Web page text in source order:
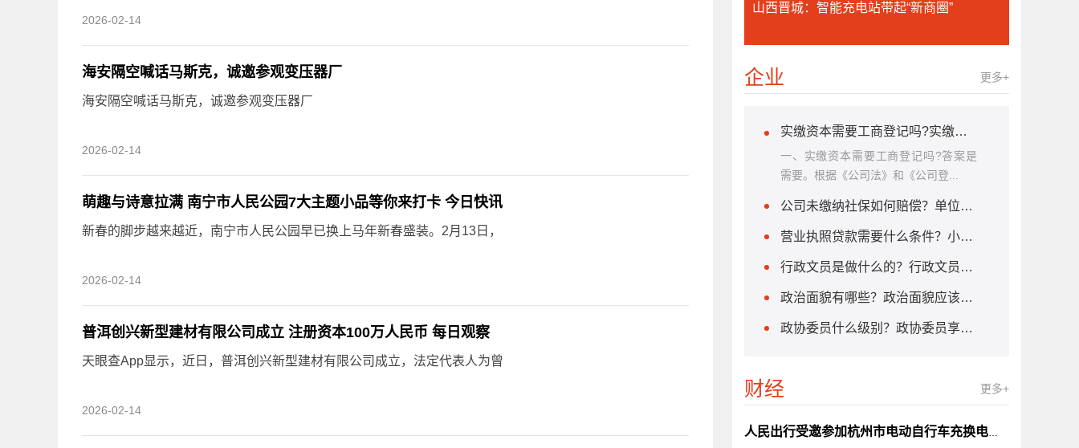
2026-02-14
海安隔空喊话马斯克，诚邀参观变压器厂
海安隔空喊话马斯克，诚邀参观变压器厂
2026-02-14
萌趣与诗意拉满 南宁市人民公园7大主题小品等你来打卡 今日快讯
新春的脚步越来越近，南宁市人民公园早已换上马年新春盛装。2月13日，
2026-02-14
普洱创兴新型建材有限公司成立 注册资本100万人民币 每日观察
天眼查App显示，近日，普洱创兴新型建材有限公司成立，法定代表人为曾
2026-02-14
山西晋城：智能充电站带起“新商圈”
企业 更多+
实缴资本需要工商登记吗?实缴资本的计算方法是什么？
一、实缴资本需要工商登记吗?答案是
需要。根据《公司法》和《公司登...
公司未缴纳社保如何赔偿？单位不缴纳社保怎么办？
营业执照贷款需要什么条件？小微企业贷款需要什么条件?
行政文员是做什么的？行政文员需要什么学历？
政治面貌有哪些？政治面貌应该怎么填？
政协委员什么级别？政协委员享受哪些待遇？
财经 更多+
人民出行受邀参加杭州市电动自行车充换电标准宣贯会